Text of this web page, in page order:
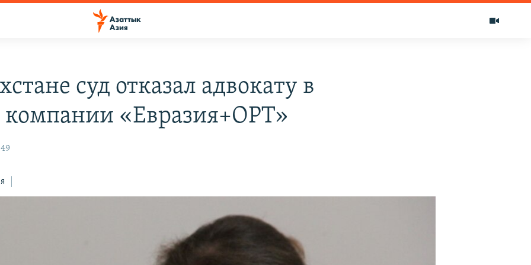
суд отказал адвокату в
компании «Евразия+ОРТ»